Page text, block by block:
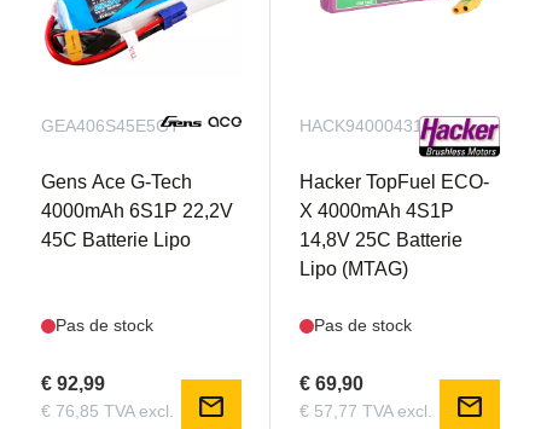
GEA406S45E5GT
Gens Ace G-Tech
4000mAh 6S1P 22,2V
45C Batterie Lipo
Pas de stock
€ 92,99
€ 76,85 TVA excl. mail
HACK94000431
Hacker TopFuel ECO-
X 4000mAh 4S1P
14,8V 25C Batterie
Lipo (MTAG)
Pas de stock
€ 69,90
€ 57,77 TVA excl. mail